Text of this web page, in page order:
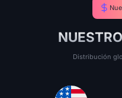
Distribución